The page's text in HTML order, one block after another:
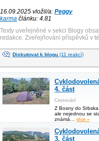
16.09.2025 vložil/a: Peggy
karma článku: 4.81
Texty uveřejněné v sekci Blogy
redakce. Zveřejňování příspěvků v
Diskutovat k blogu (11 reakcí)
4. část
Cestování
Z Bosny do
ale nejednou se
známá… více »
3. část